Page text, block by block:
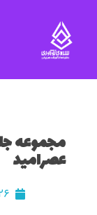
مجموعه
عصرامید
۲۶